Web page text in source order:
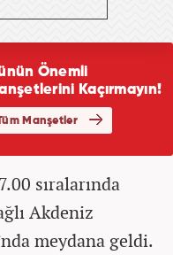
sıralarında
Akdeniz
meydana geldi.